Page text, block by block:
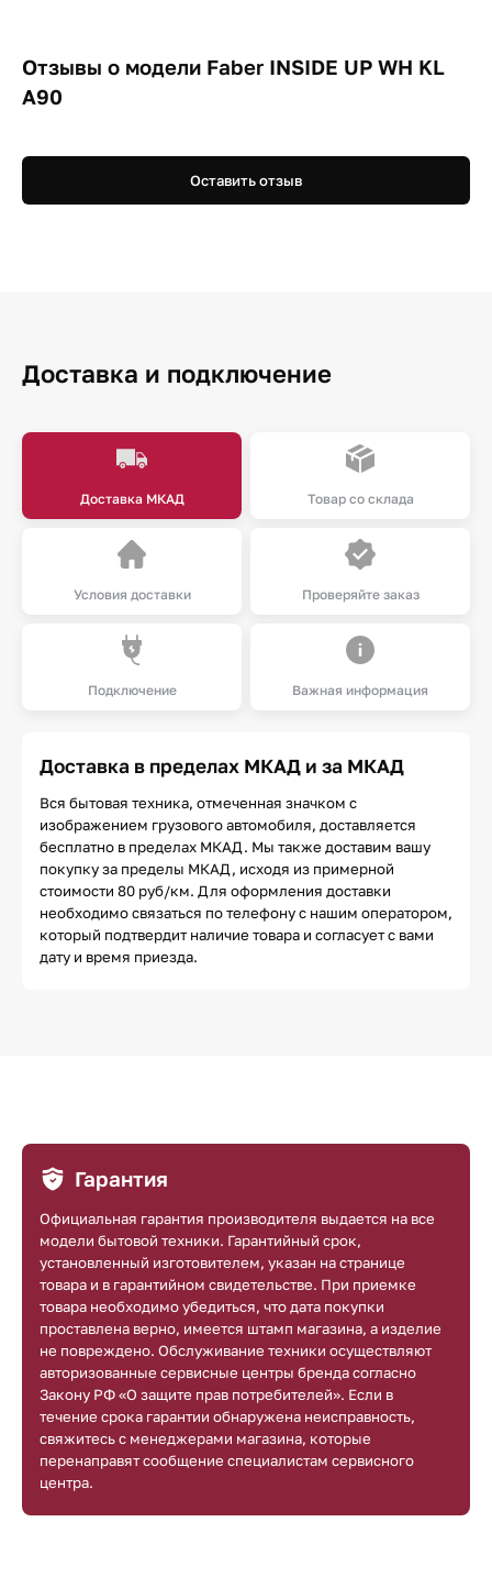
Отзывы о модели Faber INSIDE UP WH KL
A90
Оставить отзыв
Доставка и подключение
Доставка МКАД Товар со склада
Условия доставки Проверяйте заказ
Подключение Важная информация
Доставка в пределах МКАД и за МКАД
Вся бытовая техника, отмеченная значком с
изображением грузового автомобиля, доставляется
бесплатно в пределах МКАД. Мы также доставим вашу
покупку за пределы МКАД, исходя из примерной
стоимости 80 руб/км. Для оформления доставки
необходимо связаться по телефону с нашим оператором,
который подтвердит наличие товара и согласует с вами
дату и время приезда.
Гарантия
Официальная гарантия производителя выдается на все
модели бытовой техники. Гарантийный срок,
установленный изготовителем, указан на странице
товара и в гарантийном свидетельстве. При приемке
товара необходимо убедиться, что дата покупки
проставлена верно, имеется штамп магазина, а изделие
не повреждено. Обслуживание техники осуществляют
авторизованные сервисные центры бренда согласно
Закону РФ «О защите прав потребителей». Если в
течение срока гарантии обнаружена неисправность,
свяжитесь с менеджерами магазина, которые
перенаправят сообщение специалистам сервисного
центра.